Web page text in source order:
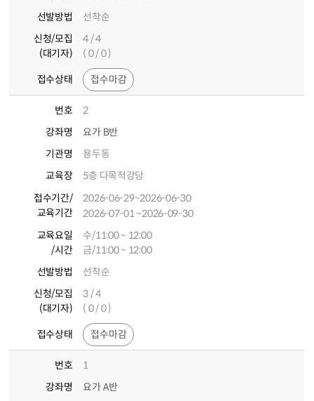
선발방법
선착순
신청/모집
(대기자)
4 / 4
( 0 / 0 )
접수상태 접수마감
번호
2
강좌명
요가 B반
기관명
용두동
교육장
5층 다목적강당
접수기간/
교육기간
2026-06-29~2026-06-30
2026-07-01 ~2026-09-30
교육요일
/시간
수/11:00 ~ 12:00
금/11:00 ~ 12:00
선발방법
선착순
신청/모집
(대기자)
3 / 4
( 0 / 0 )
접수상태 접수마감
번호
1
강좌명
요가 A반